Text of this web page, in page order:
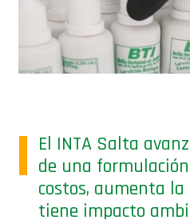
El INTA Salta
de una
costos, aumenta
tiene impacto